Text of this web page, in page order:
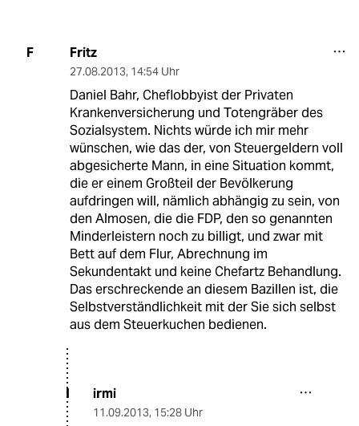
F Fritz
27.08.2013, 14:54 Uhr
Daniel Bahr, Cheflobbyist der Privaten
Krankenversicherung und Totengräber des
Sozialsystem. Nichts würde ich mir mehr
wünschen, wie das der, von Steuergeldern voll
abgesicherte Mann, in eine Situation kommt,
die er einem Großteil der Bevölkerung
aufdringen will, nämlich abhängig zu sein, von
den Almosen, die die FDP, den so genannten
Minderleistern noch zu billigt, und zwar mit
Bett auf dem Flur, Abrechnung im
Sekundentakt und keine Chefartz Behandlung.
Das erschreckende an diesem Bazillen ist, die
Selbstverständlichkeit mit der Sie sich selbst
aus dem Steuerkuchen bedienen.
I irmi
11.09.2013, 15:28 Uhr